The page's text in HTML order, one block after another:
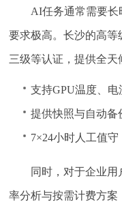
AI任务通常需要长
要求极高。长沙的高等
三级等认证，提供全天
支持GPU温度、电
提供快照与自动备
7×24小时人工值守
同时，对于企业用
率分析与按需计费方案